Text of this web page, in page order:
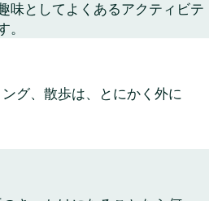
味としてよくあるアクティビテ
。
グ、散歩は、とにかく外に